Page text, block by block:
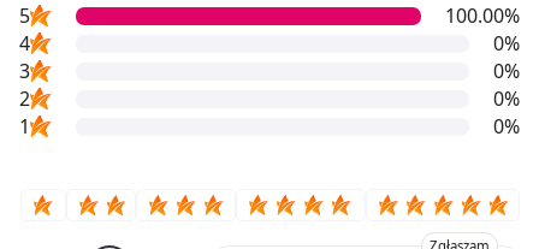
5
100.00%
4
0%
3
0%
2
0%
1
0%